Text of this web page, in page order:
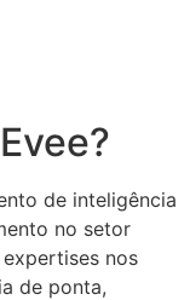
de inteligência
no setor
nos
de ponta,